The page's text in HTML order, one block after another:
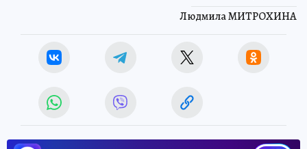
Людмила МИТРОХИНА